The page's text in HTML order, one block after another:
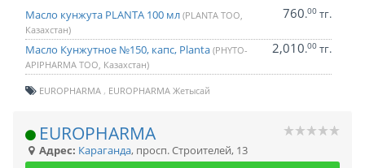
Масло кунжута PLANTA 100 мл (PLANTA ТОО,
Казахстан)
760.00 тг.
Масло Кунжутное №150, капс, Planta (PHYTO-
APIPHARMA ТОО, Казахстан)
2,010.00 тг.
EUROPHARMA EUROPHARMA Жетысай
EUROPHARMA
Адрес: Караганда, просп. Строителей, 13